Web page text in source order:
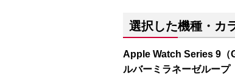
選択した機種・カ
Apple Watch Series 9（
ルバーミラネーゼループ